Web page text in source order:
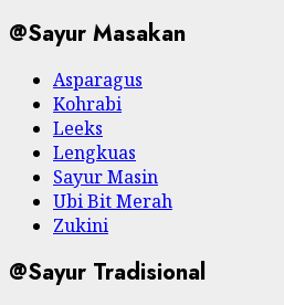
@Sayur Masakan
Asparagus
Kohrabi
Leeks
Lengkuas
Sayur Masin
Ubi Bit Merah
Zukini
@Sayur Tradisional